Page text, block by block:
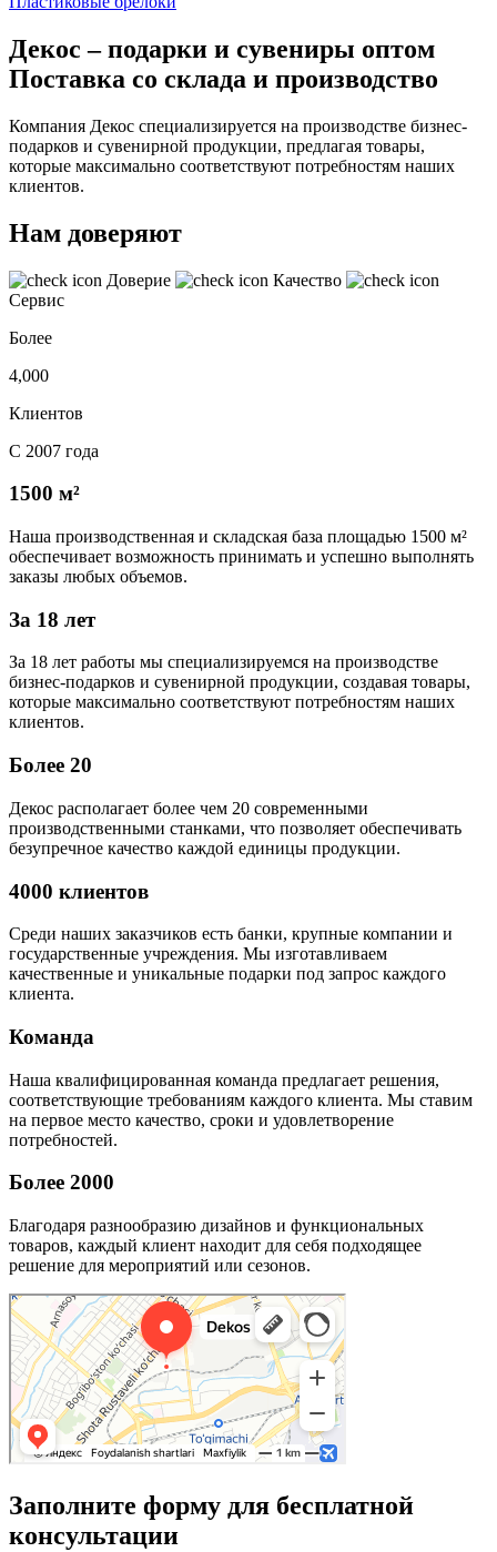
Декос – подарки и сувениры оптом
Поставка со склада и производство
Компания Декос специализируется на производстве бизнес-
подарков и сувенирной продукции, предлагая товары,
которые максимально соответствуют потребностям наших
клиентов.
Нам доверяют
Доверие
Качество
Сервис
Более
4,000
Клиентов
С 2007 года
1500 м²
Наша производственная и складская база площадью 1500 м²
обеспечивает возможность принимать и успешно выполнять
заказы любых объемов.
За 18 лет
За 18 лет работы мы специализируемся на производстве
бизнес-подарков и сувенирной продукции, создавая товары,
которые максимально соответствуют потребностям наших
клиентов.
Более 20
Декос располагает более чем 20 современными
производственными станками, что позволяет обеспечивать
безупречное качество каждой единицы продукции.
4000 клиентов
Среди наших заказчиков есть банки, крупные компании и
государственные учреждения. Мы изготавливаем
качественные и уникальные подарки под запрос каждого
клиента.
Команда
Наша квалифицированная команда предлагает решения,
соответствующие требованиям каждого клиента. Мы ставим
на первое место качество, сроки и удовлетворение
потребностей.
Более 2000
Благодаря разнообразию дизайнов и функциональных
товаров, каждый клиент находит для себя подходящее
решение для мероприятий или сезонов.
Заполните форму для бесплатной
консультации